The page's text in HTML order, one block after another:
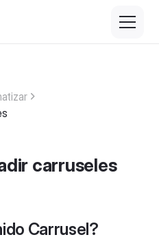
carruseles
Carrusel?